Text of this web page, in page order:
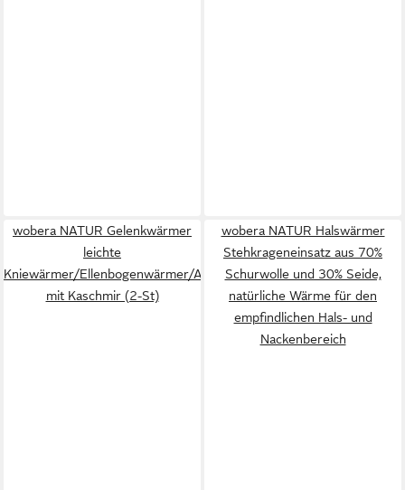
wobera NATUR Gelenkwärmer
leichte
Kniewärmer/Ellenbogenwärmer/Armstulpen
mit Kaschmir (2-St)
wobera NATUR Halswärmer
Stehkrageneinsatz aus 70%
Schurwolle und 30% Seide,
natürliche Wärme für den
empfindlichen Hals- und
Nackenbereich